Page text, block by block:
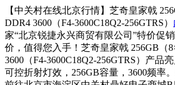
【中关村在线北京行情】芝奇皇家戟
DDR4 3600（F4-3600C18Q2-256GTRS）
家“北京锐捷永兴商贸有限公司”特价促
价，值得您入手！芝奇皇家戟 256GB（
3600（F4-3600C18Q2-256GTRS）产品
可控折射灯效，256GB容量，3600频率